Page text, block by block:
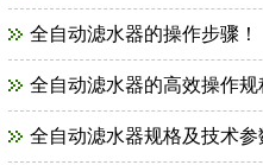
全自动滤水器的操作步骤！
全自动滤水器的高效操作规
全自动滤水器规格及技术参